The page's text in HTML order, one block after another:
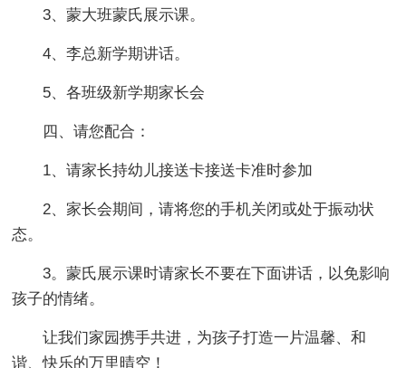
3、蒙大班蒙氏展示课。
4、李总新学期讲话。
5、各班级新学期家长会
四、请您配合：
1、请家长持幼儿接送卡接送卡准时参加
2、家长会期间，请将您的手机关闭或处于振动状
态。
3。蒙氏展示课时请家长不要在下面讲话，以免影响
孩子的情绪。
让我们家园携手共进，为孩子打造一片温馨、和
谐、快乐的万里晴空！